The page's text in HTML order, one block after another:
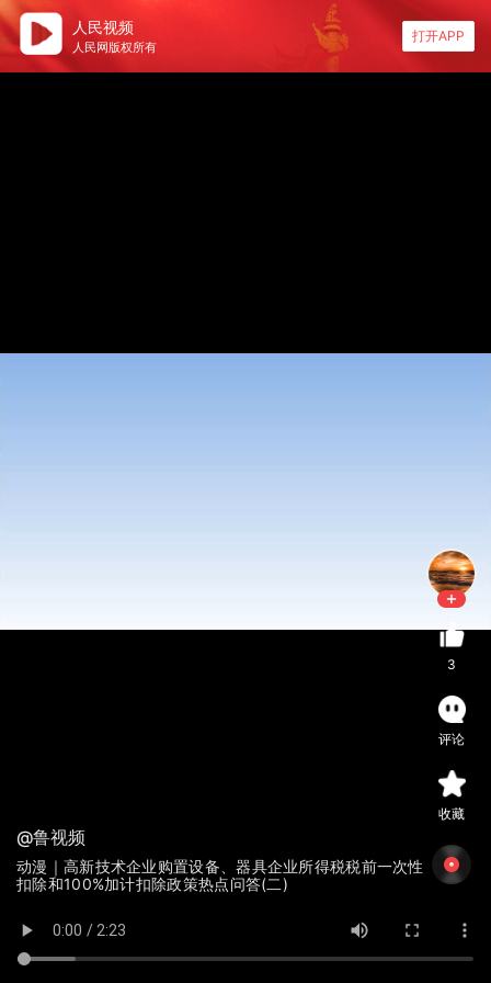
人民视频
人民网版权所有
打开APP
3
评论
收藏
@鲁视频
动漫｜高新技术企业购置设备、器具企业所得税税前一次性
扣除和100%加计扣除政策热点问答(二)